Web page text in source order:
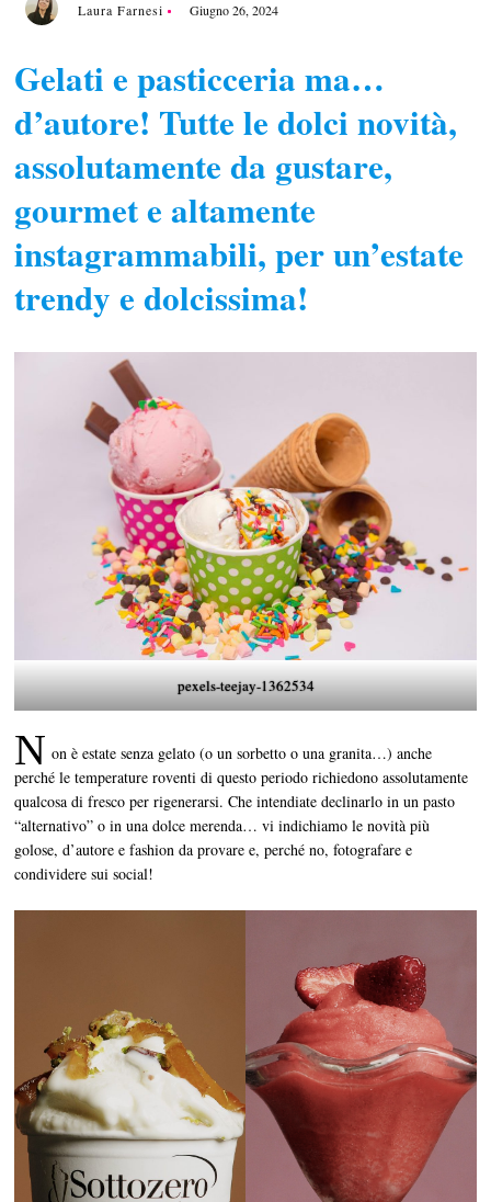
Laura Farnesi Giugno 26, 2024
Gelati e pasticceria ma…
d’autore! Tutte le dolci novità,
assolutamente da gustare,
gourmet e altamente
instagrammabili, per un’estate
trendy e dolcissima!
pexels-teejay-1362534
N on è estate senza gelato (o un sorbetto o una granita…) anche
perché le temperature roventi di questo periodo richiedono assolutamente
qualcosa di fresco per rigenerarsi. Che intendiate declinarlo in un pasto
“alternativo” o in una dolce merenda… vi indichiamo le novità più
golose, d’autore e fashion da provare e, perché no, fotografare e
condividere sui social!